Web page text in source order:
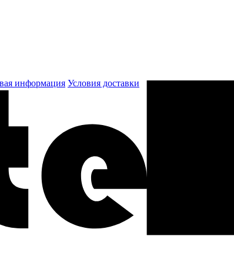
информация Условия доставки